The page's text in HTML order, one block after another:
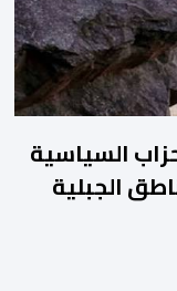
الأحزاب السياسية
الجبلية